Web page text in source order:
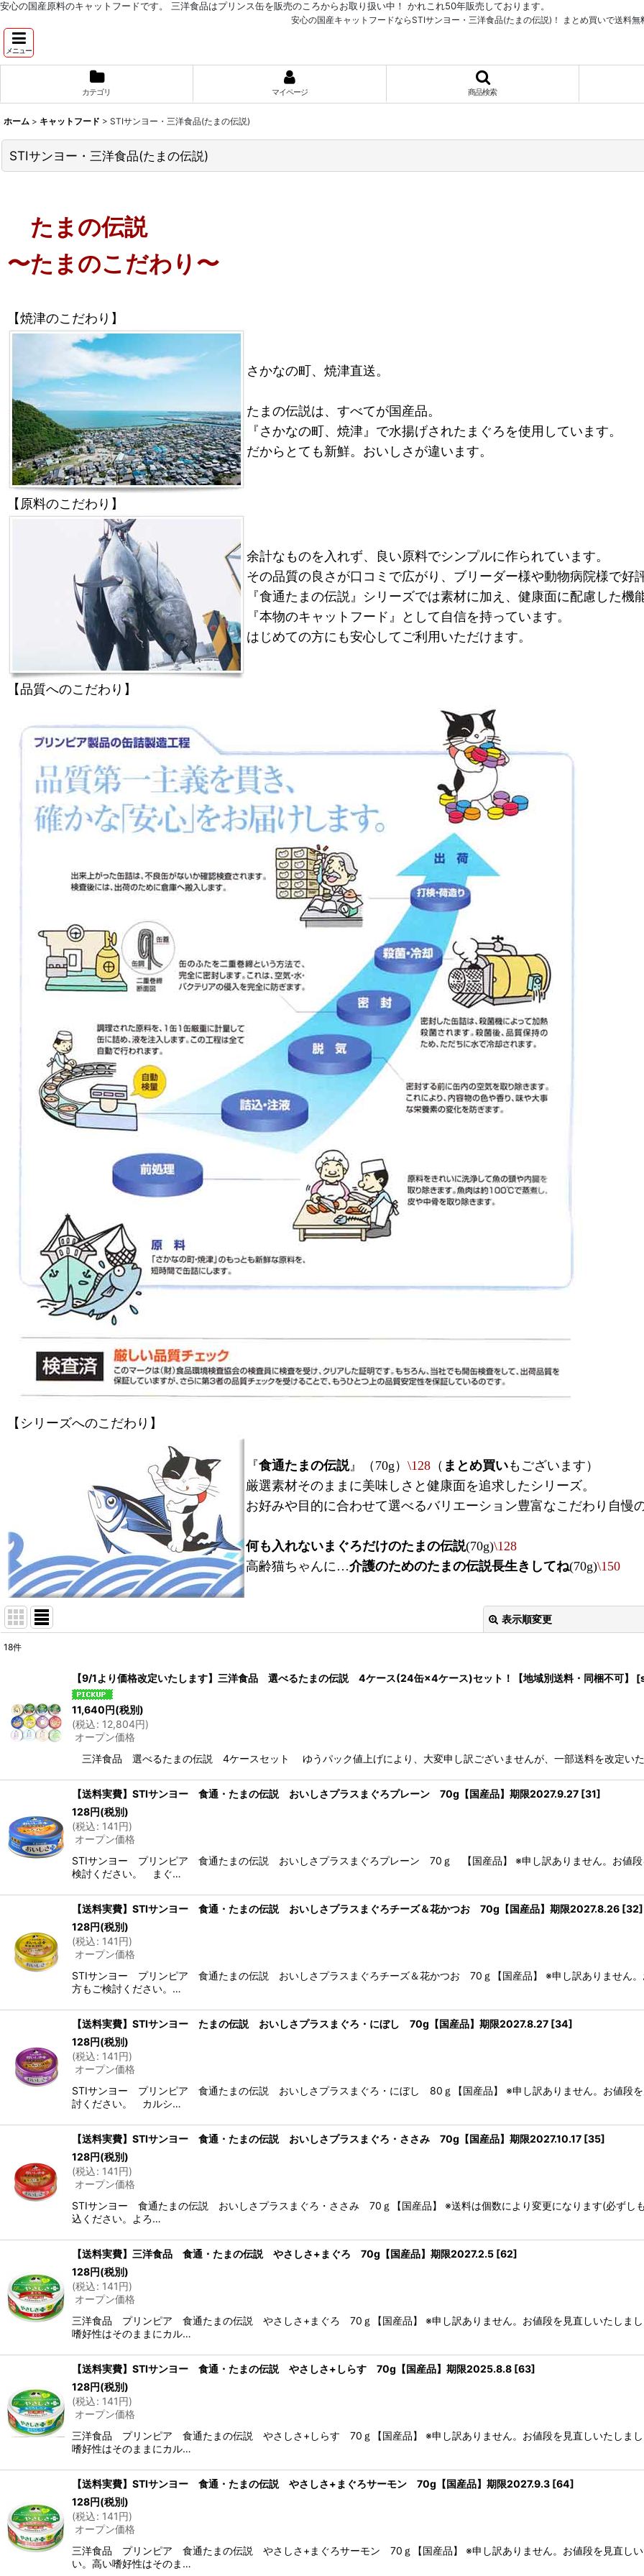
安心の国産原料のキャットフードです。 三洋食品はプリンス缶を販売のころからお取り扱い中！ かれこれ50年販売しております。
安心の国産キャットフードならSTIサンヨー・三洋食品(たまの伝説)！ まとめ買いで送料無
メニュー
カテゴリ マイページ 商品検索
ホーム > キャットフード > STIサンヨー・三洋食品(たまの伝説)
STIサンヨー・三洋食品(たまの伝説)
たまの伝説
〜たまのこだわり〜
【焼津のこだわり】
さかなの町、焼津直送。
たまの伝説は、すべてが国産品。
『さかなの町、焼津』で水揚げされたまぐろを使用しています。
だからとても新鮮。おいしさが違います。
【原料のこだわり】
余計なものを入れず、良い原料でシンプルに作られています。
その品質の良さが口コミで広がり、ブリーダー様や動物病院様で好
『食通たまの伝説』シリーズでは素材に加え、健康面に配慮した機
『本物のキャットフード』として自信を持っています。
はじめての方にも安心してご利用いただけます。
【品質へのこだわり】
【シリーズへのこだわり】
『食通たまの伝説』（70g） \128 （ まとめ買いもございます）
厳選素材そのままに美味しさと健康面を追求したシリーズ。
お好みや目的に合わせて選べるバリエーション豊富なこだわり自慢
何も入れないまぐろだけのたまの伝説(70g)\128
高齢猫ちゃんに…介護のためのたまの伝説長生きしてね(70g)\150
表示順変更
18件
【9/1より価格改定いたします】三洋食品 選べるたまの伝説 4ケース(24缶×4ケース)セット！【地域別送料・同梱不可】 [
11,640円(税別)
(税込: 12,804円)
オープン価格
三洋食品 選べるたまの伝説 4ケースセット ゆうパック値上げにより、大変申し訳ございませんが、一部送料を改定い
【送料実費】STIサンヨー 食通・たまの伝説 おいしさプラスまぐろプレーン 70g【国産品】期限2027.9.27 [31]
128円(税別)
(税込: 141円)
オープン価格
STIサンヨー プリンピア 食通たまの伝説 おいしさプラスまぐろプレーン 70ｇ 【国産品】 ※申し訳ありません。お値段
検討ください。 まぐ…
【送料実費】STIサンヨー 食通・たまの伝説 おいしさプラスまぐろチーズ＆花かつお 70g【国産品】期限2027.8.26 [32]
128円(税別)
(税込: 141円)
オープン価格
STIサンヨー プリンピア 食通たまの伝説 おいしさプラスまぐろチーズ＆花かつお 70ｇ【国産品】 ※申し訳ありません。
方もご検討ください。…
【送料実費】STIサンヨー たまの伝説 おいしさプラスまぐろ・にぼし 70g【国産品】期限2027.8.27 [34]
128円(税別)
(税込: 141円)
オープン価格
STIサンヨー プリンピア 食通たまの伝説 おいしさプラスまぐろ・にぼし 80ｇ【国産品】 ※申し訳ありません。お値段を
討ください。 カルシ…
【送料実費】STIサンヨー 食通・たまの伝説 おいしさプラスまぐろ・ささみ 70g【国産品】期限2027.10.17 [35]
128円(税別)
(税込: 141円)
オープン価格
STIサンヨー 食通たまの伝説 おいしさプラスまぐろ・ささみ 70ｇ【国産品】 ※送料は個数により変更になります(必ずし
込ください。よろ…
【送料実費】三洋食品 食通・たまの伝説 やさしさ+まぐろ 70g【国産品】期限2027.2.5 [62]
128円(税別)
(税込: 141円)
オープン価格
三洋食品 プリンピア 食通たまの伝説 やさしさ+まぐろ 70ｇ【国産品】 ※申し訳ありません。お値段を見直しいたしまし
嗜好性はそのままにカル…
【送料実費】STIサンヨー 食通・たまの伝説 やさしさ+しらす 70g【国産品】期限2025.8.8 [63]
128円(税別)
(税込: 141円)
オープン価格
三洋食品 プリンピア 食通たまの伝説 やさしさ+しらす 70ｇ【国産品】 ※申し訳ありません。お値段を見直しいたしまし
嗜好性はそのままにカル…
【送料実費】STIサンヨー 食通・たまの伝説 やさしさ+まぐろサーモン 70g【国産品】期限2027.9.3 [64]
128円(税別)
(税込: 141円)
オープン価格
三洋食品 プリンピア 食通たまの伝説 やさしさ+まぐろサーモン 70ｇ【国産品】 ※申し訳ありません。お値段を見直しい
い。高い嗜好性はそのま…